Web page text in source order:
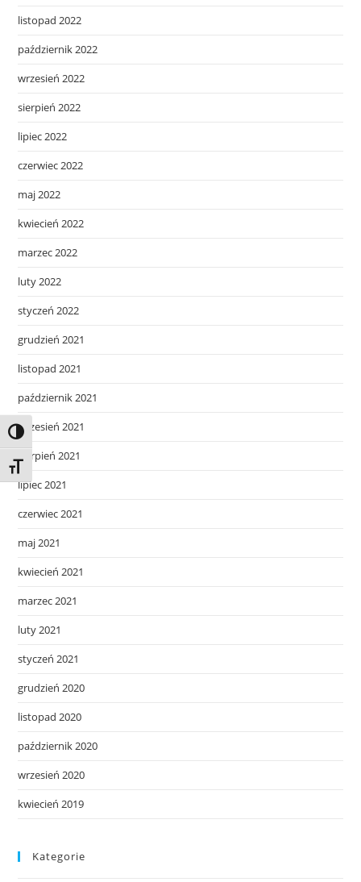
Toggle High Contrast
Toggle Font size
listopad 2022
październik 2022
wrzesień 2022
sierpień 2022
lipiec 2022
czerwiec 2022
maj 2022
kwiecień 2022
marzec 2022
luty 2022
styczeń 2022
grudzień 2021
listopad 2021
październik 2021
wrzesień 2021
sierpień 2021
lipiec 2021
czerwiec 2021
maj 2021
kwiecień 2021
marzec 2021
luty 2021
styczeń 2021
grudzień 2020
listopad 2020
październik 2020
wrzesień 2020
kwiecień 2019
Kategorie